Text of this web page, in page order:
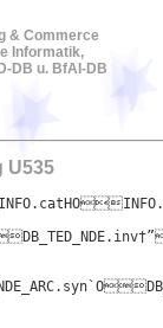
& Commerce
Informatik,
DB u. BfAI-DB
U535